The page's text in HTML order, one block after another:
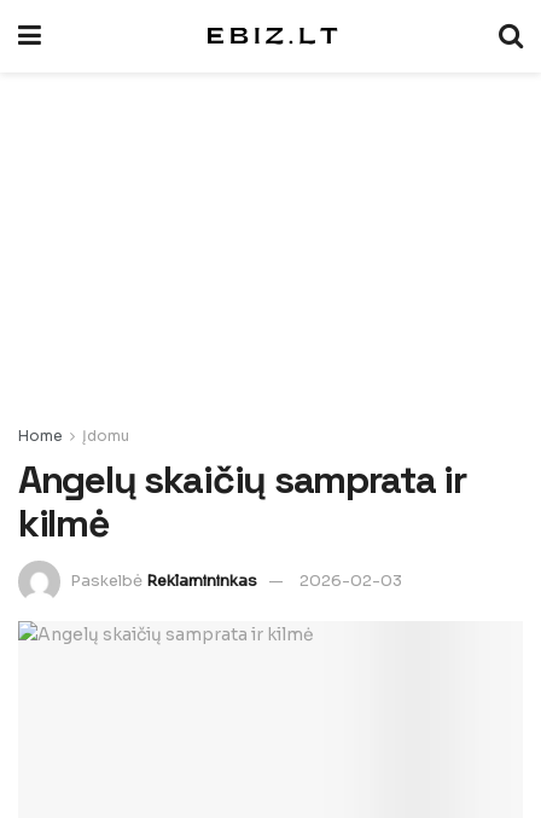
Home Įdomu
Angelų skaičių samprata ir
kilmė
Paskelbė Reklamininkas 2026-02-03